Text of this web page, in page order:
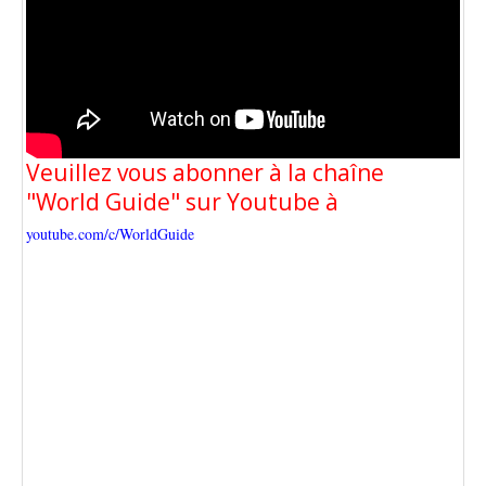
Veuillez vous abonner à la chaîne
"World Guide" sur Youtube à
youtube.com/c/WorldGuide